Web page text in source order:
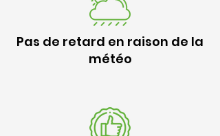
Pas de retard en raison de la
météo